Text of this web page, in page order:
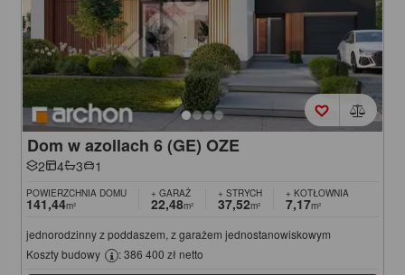
Dom w azollach 6 (GE) OZE
2 4 3 1
POWIERZCHNIA DOMU
141,44m²
+ GARAŻ
22,48m²
+ STRYCH
37,52m²
+ KOTŁOWNIA
7,17m²
jednorodzinny z poddaszem, z garażem jednostanowiskowym
Koszty budowy
: 386 400 zł netto